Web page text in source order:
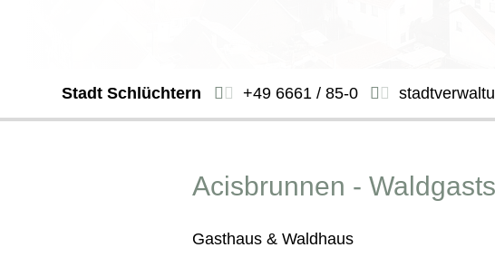
Stadt Schlüchtern +49 6661 / 85-0
Acisbrunnen -
Gasthaus & Waldhaus